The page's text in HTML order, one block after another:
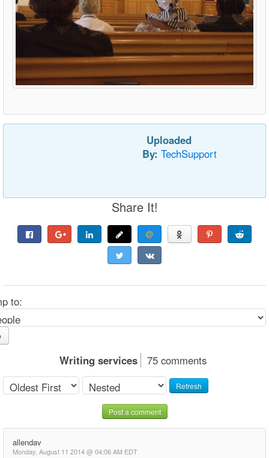
Uploaded
By: TechSupport
Share It!
to:
Writing services 75 comments
Refresh
Post a comment
allendav
Monday, August 11 2014 @ 04:06 AM EDT